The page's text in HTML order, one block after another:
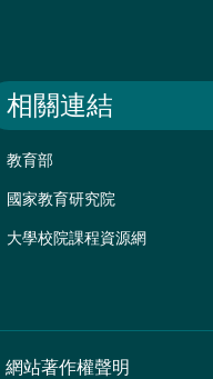
相關連結
教育部
國家教育研究院
大學校院課程資源網
網站著作權聲明